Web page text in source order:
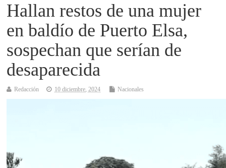
Hallan restos de una mujer
en baldío de Puerto Elsa,
sospechan que serían de
desaparecida
Redacción 10 diciembre, 2024 Nacionales